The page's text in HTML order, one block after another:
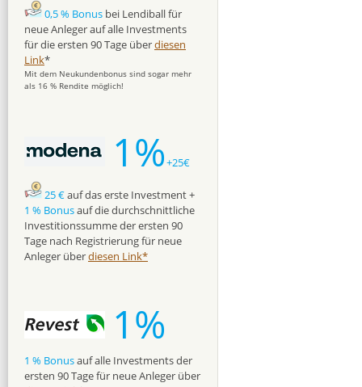
0,5 % Bonus bei Lendiball für
neue Anleger auf alle Investments
für die ersten 90 Tage überdiesen
Link*
Mit dem Neukundenbonus sind sogar mehr
als 16 % Rendite möglich!
1%+25€
25 €auf das erste Investment +
1 % Bonusauf die durchschnittliche
Investitionssumme der ersten 90
Tage nach Registrierung für neue
Anleger überdiesen Link*
1%
1 % Bonusauf alle Investments der
ersten 90 Tage für neue Anleger über